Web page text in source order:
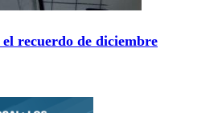
recuerdo de diciembre